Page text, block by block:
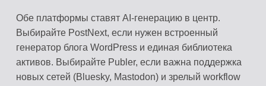
Обе платформы ставят AI-генерацию в центр.
Выбирайте PostNext, если нужен встроенный
генератор блога WordPress и единая библиотека
активов. Выбирайте Publer, если важна поддержка
новых сетей (Bluesky, Mastodon) и зрелый workflow